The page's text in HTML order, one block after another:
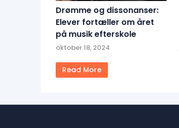
Drømme og dissonanser:
Elever fortæller om året
på musik efterskole
oktober 18, 2024
Read More